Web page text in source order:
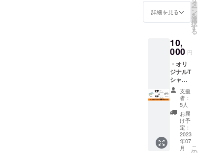
目真
穂」が
ダーと
同じ物
・監督
からあ
なたへ
お礼
メッ
セージ
カード
１枚 ※
映画チ
ケット
は、
まいの
地域で
の上映
が叶わ
能性が
ありま
すこと
をご了
承の
上、ご
支援い
ただけ
ますと
幸いで
す） ・
監督か
らあな
たへお
礼メッ
詳細を見る
タ
ー
ン
を
選
択
す
る
10,
000 円
・オリ
ジナルT
シャ
ツ １
枚（デ
ザイ
ン、
色、サ
イズを
お選び
くださ
い） ・
支援
者：
5人
お届
け予
定：
2023
年07
月
こ